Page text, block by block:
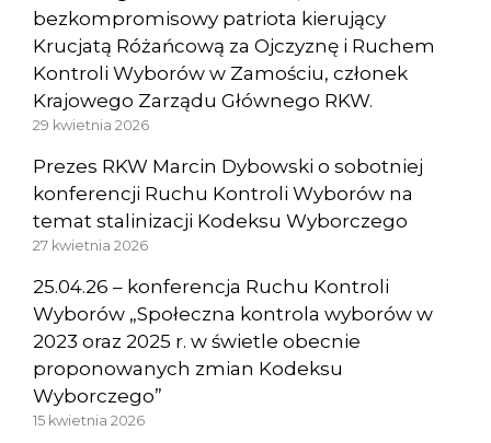
bezkompromisowy patriota kierujący
Krucjatą Różańcową za Ojczyznę i Ruchem
Kontroli Wyborów w Zamościu, członek
Krajowego Zarządu Głównego RKW.
29 kwietnia 2026
Prezes RKW Marcin Dybowski o sobotniej
konferencji Ruchu Kontroli Wyborów na
temat stalinizacji Kodeksu Wyborczego
27 kwietnia 2026
25.04.26 – konferencja Ruchu Kontroli
Wyborów „Społeczna kontrola wyborów w
2023 oraz 2025 r. w świetle obecnie
proponowanych zmian Kodeksu
Wyborczego”
15 kwietnia 2026